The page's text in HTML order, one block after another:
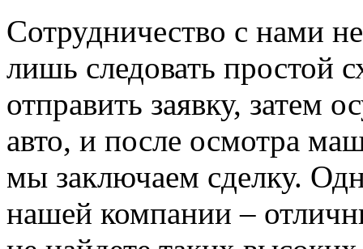
Сотрудничество с нами
лишь следовать простой
отправить заявку, затем
авто, и после осмотра
мы заключаем сделку.
нашей компании –